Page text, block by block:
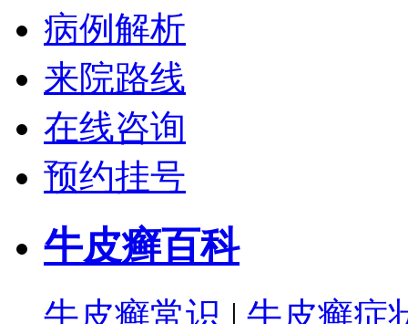
病例解析
来院路线
在线咨询
预约挂号
牛皮癣百科
牛皮癣常识 | 牛皮癣症